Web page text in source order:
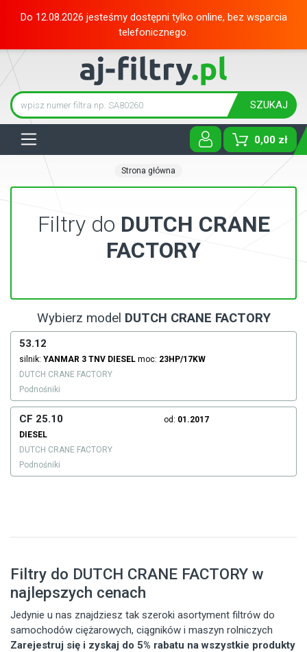
Do 12.08.2026 jesteśmy dostępni tylko online, bez wsparcia
telefonicznego.
SZUKAJ
0,00 zł
Strona główna
Filtry do DUTCH CRANE
FACTORY
Wybierz model DUTCH CRANE FACTORY
53.12
silnik: YANMAR 3 TNV DIESEL moc: 23HP/17KW
DUTCH CRANE FACTORY
Podnośniki
CF 25.10 od: 01.2017
DIESEL
DUTCH CRANE FACTORY
Podnośniki
Filtry do DUTCH CRANE FACTORY w
najlepszych cenach
Jedynie u nas znajdziesz tak szeroki asortyment filtrów do
samochodów ciężarowych, ciągników i maszyn rolniczych
Zarejestruj się i zyskaj do 5% rabatu na wszystkie produkty